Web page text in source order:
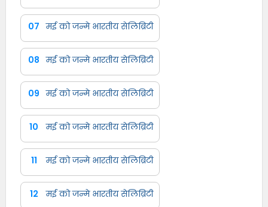
07 मई को जन्मे भारतीय सेलिब्रिटी
08 मई को जन्मे भारतीय सेलिब्रिटी
09 मई को जन्मे भारतीय सेलिब्रिटी
10 मई को जन्मे भारतीय सेलिब्रिटी
11 मई को जन्मे भारतीय सेलिब्रिटी
12 मई को जन्मे भारतीय सेलिब्रिटी